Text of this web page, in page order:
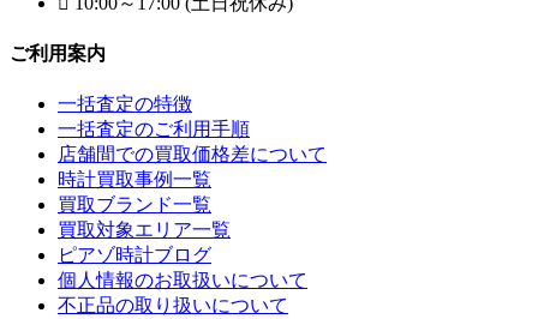
ご利用案内
一括査定の特徴
一括査定のご利用手順
店舗間での買取価格差について
時計買取事例一覧
買取ブランド一覧
買取対象エリア一覧
ピアゾ時計ブログ
個人情報のお取扱いについて
不正品の取り扱いについて